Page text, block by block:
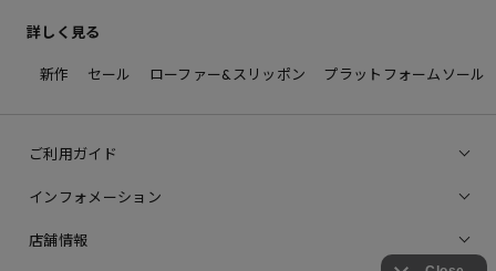
詳しく見る
新作 セール ローファー&スリッポン プラットフォームソール
ご利用ガイド
インフォメーション
店舗情報